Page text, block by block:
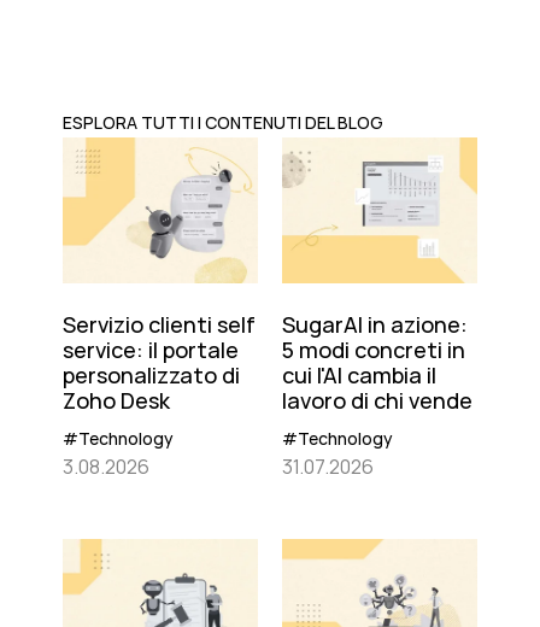
ESPLORA TUTTI I CONTENUTI DEL BLOG
Servizio clienti self
service: il portale
personalizzato di
Zoho Desk
#Technology
3.08.2026
SugarAI in azione:
5 modi concreti in
cui l'AI cambia il
lavoro di chi vende
#Technology
31.07.2026